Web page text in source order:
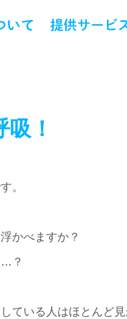
！
。
かべますか？
…？
ている人はほとんど